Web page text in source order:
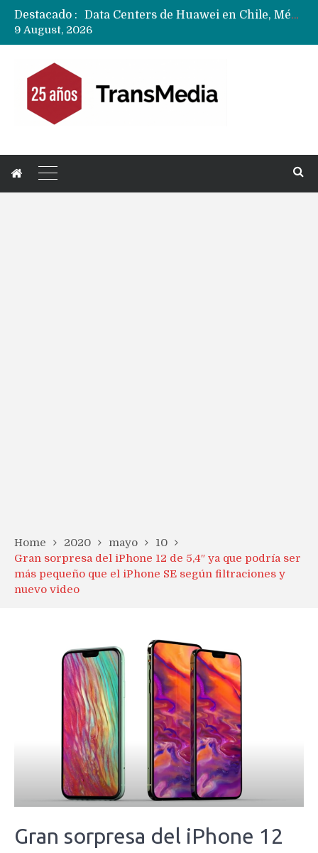
Destacado :
Data Centers de Huawei en Chile, México, Brasil,Perú y Argentina podrían verse afectados por arremetida de EE.UU
9 August, 2026
Home 2020 mayo
10
Gran sorpresa del iPhone 12 de 5,4″ ya que podría ser
más pequeño que el iPhone SE según filtraciones y
nuevo video
Gran sorpresa del iPhone 12